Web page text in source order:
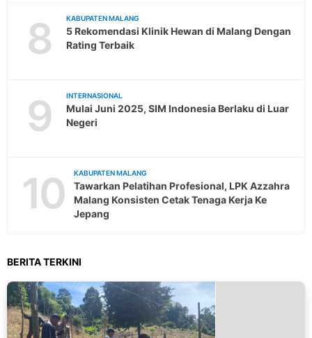
8 KABUPATEN MALANG
5 Rekomendasi Klinik Hewan di Malang Dengan
Rating Terbaik
9 INTERNASIONAL
Mulai Juni 2025, SIM Indonesia Berlaku di Luar
Negeri
10 KABUPATEN MALANG
Tawarkan Pelatihan Profesional, LPK Azzahra
Malang Konsisten Cetak Tenaga Kerja Ke
Jepang
BERITA TERKINI